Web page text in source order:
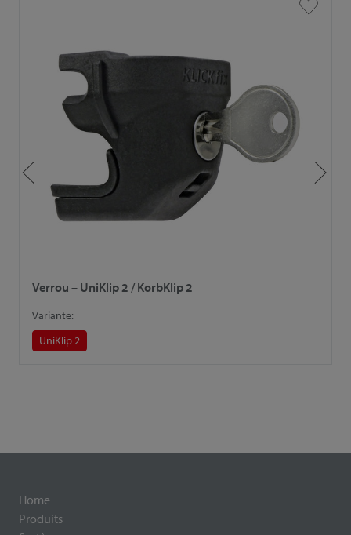
Verrou – UniKlip 2 / KorbKlip 2
Variante:
UniKlip 2
Home
Produits